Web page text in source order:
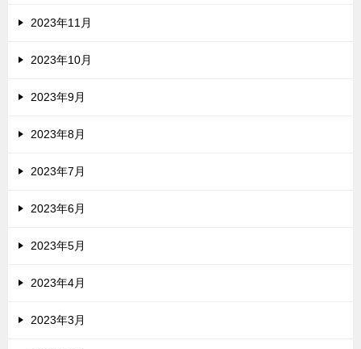
2023年11月
2023年10月
2023年9月
2023年8月
2023年7月
2023年6月
2023年5月
2023年4月
2023年3月